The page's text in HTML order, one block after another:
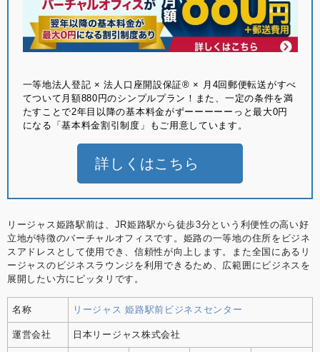
⼀等地法⼈登記 × 法⼈⼝座開設保証® × ⽉4回郵便転送がすべ
てついて月額880円のシンプルプラン！また、一定の条件を満
たすことで2年目以降の基本料金がずーーーーーっと最大0円
になる「基本料金割引制度」もご用意しています。
詳しくはこちら
リージャス姫路駅前は、JR姫路駅から徒歩3分という利便性の高い好
立地が特徴のバーチャルオフィスです。姫路の一等地の住所をビジネ
スアドレスとして使用でき、信頼性が向上します。また全国にあるリ
ージャスのビジネスラウンジを利用できるため、広範囲にビジネスを
展開したい方にピッタリです。
名称 リージャス 姫路駅前ビジネスセンター
運営会社 日本リージャス株式会社